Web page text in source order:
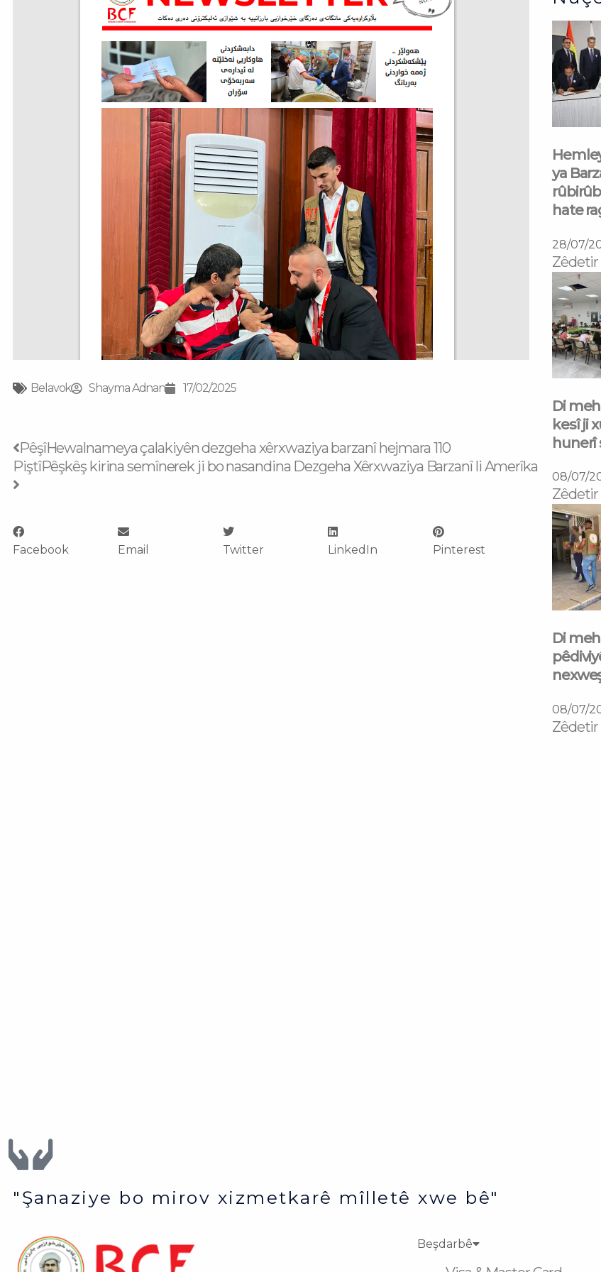
Belavok Shayma Adnan 17/02/2025
Prev
PêşîHewalnameya çalakiyên dezgeha xêrxwaziya barzanî hejmara 110
PiştîPêşkêş kirina semînerek ji bo nasandina Dezgeha Xêrxwaziya Barzanî li Amerîka
Next
Facebook Email Twitter LinkedIn Pinterest
ya
hate
28/07/
Zêdetir
Di
kesî ji
hunerî
08/07/
Zêdetir
Di
08/07/
Zêdetir
"Şanaziye bo mirov xizmetkarê mîlletê xwe bê"
Beşdarbê